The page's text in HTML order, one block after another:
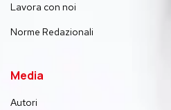
Lavora con noi
Norme Redazionali
Media
Autori